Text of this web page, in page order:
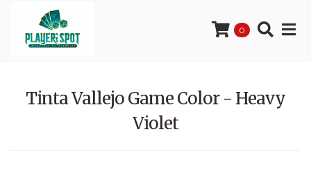
0
Tinta Vallejo Game Color - Heavy
Violet